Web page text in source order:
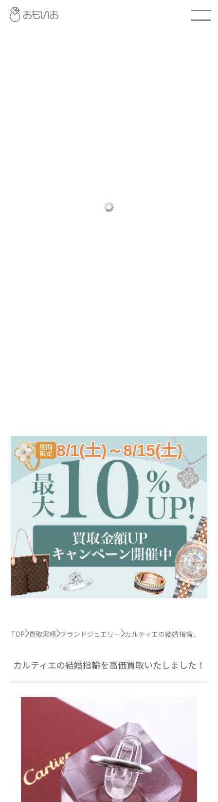
8/1(土)～8/15(土)
TOP 買取実績 ブランドジュエリー カルティエの結婚指輪...
カルティエの結婚指輪を高価買取いたしました！